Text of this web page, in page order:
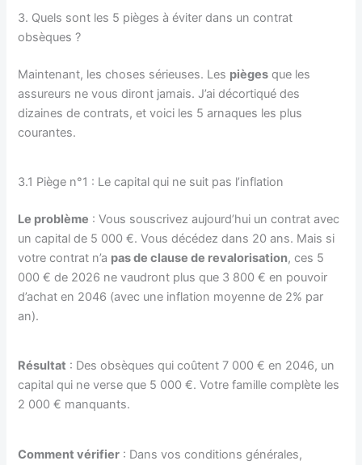
3. Quels sont les 5 pièges à éviter dans un contrat
obsèques ?
Maintenant, les choses sérieuses. Les pièges que les
assureurs ne vous diront jamais. J’ai décortiqué des
dizaines de contrats, et voici les 5 arnaques les plus
courantes.
3.1 Piège n°1 : Le capital qui ne suit pas l’inflation
Le problème : Vous souscrivez aujourd’hui un contrat avec
un capital de 5 000 €. Vous décédez dans 20 ans. Mais si
votre contrat n’a pas de clause de revalorisation, ces 5
000 € de 2026 ne vaudront plus que 3 800 € en pouvoir
d’achat en 2046 (avec une inflation moyenne de 2% par
an).
Résultat : Des obsèques qui coûtent 7 000 € en 2046, un
capital qui ne verse que 5 000 €. Votre famille complète les
2 000 € manquants.
Comment vérifier : Dans vos conditions générales,